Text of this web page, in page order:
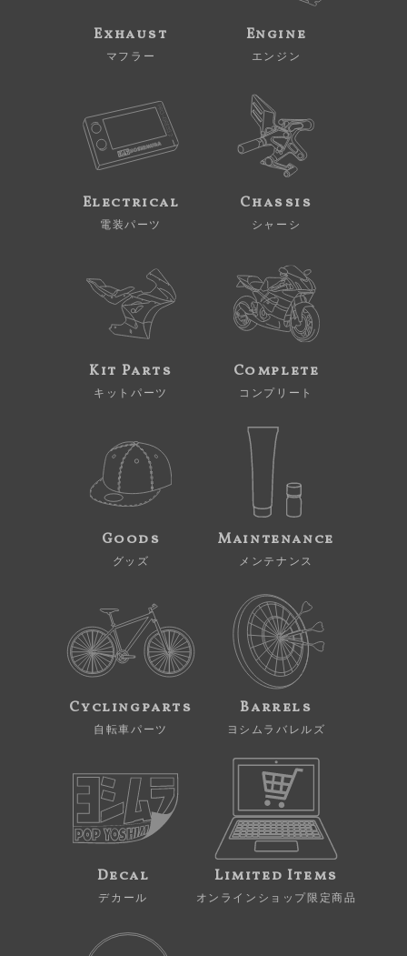
Exhaust
マフラー
Engine
エンジン
Electrical
電装パーツ
Chassis
シャーシ
Kit Parts
キットパーツ
Complete
コンプリート
Goods
グッズ
Maintenance
メンテナンス
Cyclingparts
自転車パーツ
Barrels
ヨシムラバレルズ
Decal
デカール
Limited Items
オンラインショップ限定商品